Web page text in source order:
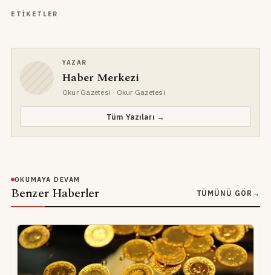
ETIKETLER
YAZAR
Haber Merkezi
Okur Gazetesi · Okur Gazetesi
Tüm Yazıları →
OKUMAYA DEVAM
Benzer Haberler TÜMÜNÜ GÖR →